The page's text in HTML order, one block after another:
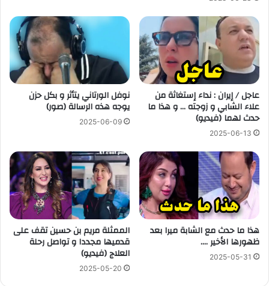
عاجل / إيران : نداء إستغاثة من
علاء الشابي و زوجته … و هذا ما
حدث لهما (فيديو)
2025-06-13
نوفل الورتاني يتأثر و بكل حزن
يوجه هذه الرسالة (صور)
2025-06-09
هذا ما حدث مع الشابة ميرا بعد
ظهورها الأخير ….
2025-05-31
الممثلة مريم بن حسين تقف على
قدميها مجددا و تواصل رحلة
العلاج (فيديو)
2025-05-20